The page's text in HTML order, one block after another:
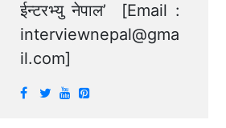
ईन्टरभ्यु नेपाल’ [Email :
interviewnepal@gma
il.com]